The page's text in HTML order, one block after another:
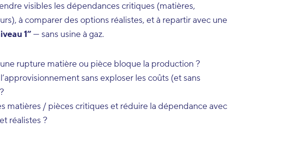
visibles les dépendances critiques (matières,
à comparer des options réalistes, et à repartir avec une
1”— sans usine à gaz.
rupture matière ou pièce bloque la production ?
sans exploser les coûts (et sans
matières / pièces critiques et réduire la dépendance avec
réalistes ?